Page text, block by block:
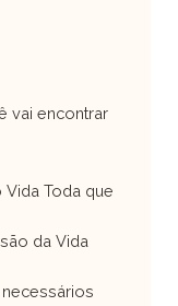
vai encontrar
Toda que
da Vida